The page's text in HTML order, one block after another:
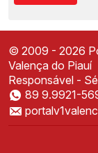
Instale
Acesse
© 2009 - 2026
Valença do Piauí
Responsável -
89 9.9921-